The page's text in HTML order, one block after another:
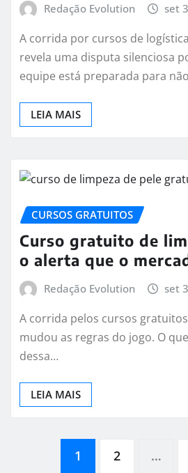
Redação Evolution set
A corrida por cursos de
revela uma disputa silenciosa
equipe está preparada para
LEIA MAIS
CURSOS GRATUITOS
Curso gratuito de
o alerta que o
Redação Evolution set
A corrida pelos cursos
mudou as regras do jogo. O
dessa…
LEIA MAIS
Paginação
1 2 …